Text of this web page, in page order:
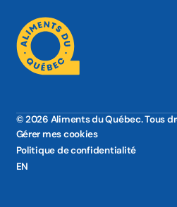
© 2026 Aliments du Québec. Tous
Gérer mes cookies
Politique de confidentialité
EN